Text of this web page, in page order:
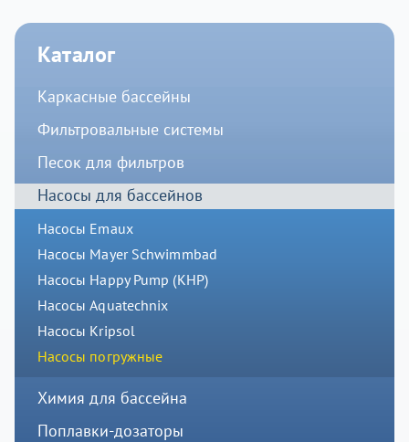
Каталог
Каркасные бассейны
Фильтровальные системы
Песок для фильтров
Насосы для бассейнов
Насосы Emaux
Насосы Mayer Schwimmbad
Насосы Happy Pump (КНР)
Насосы Aquatechnix
Насосы Kripsol
Насосы погружные
Химия для бассейна
Поплавки-дозаторы